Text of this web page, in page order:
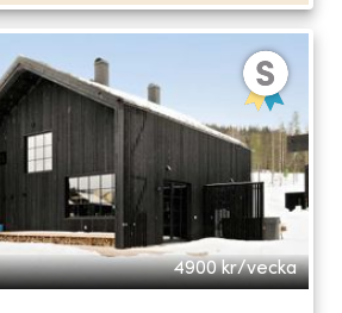
4900 kr/vecka